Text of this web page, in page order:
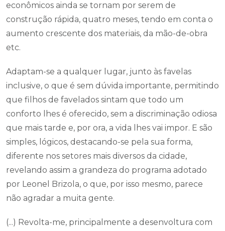
econômicos ainda se tornam por serem de
construção rápida, quatro meses, tendo em conta o
aumento crescente dos materiais, da mão-de-obra
etc.
Adaptam-se a qualquer lugar, junto às favelas
inclusive, o que é sem dúvida importante, permitindo
que filhos de favelados sintam que todo um
conforto lhes é oferecido, sem a discriminação odiosa
que mais tarde e, por ora, a vida lhes vai impor. E são
simples, lógicos, destacando-se pela sua forma,
diferente nos setores mais diversos da cidade,
revelando assim a grandeza do programa adotado
por Leonel Brizola, o que, por isso mesmo, parece
não agradar a muita gente.
(...) Revolta-me, principalmente a desenvoltura com